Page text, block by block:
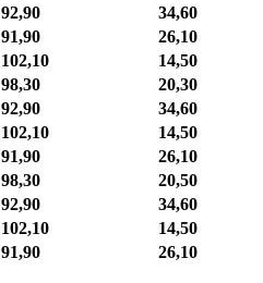
92,90 34,60
91,90 26,10
102,10 14,50
98,30 20,30
92,90 34,60
102,10 14,50
91,90 26,10
98,30 20,50
92,90 34,60
102,10 14,50
91,90 26,10